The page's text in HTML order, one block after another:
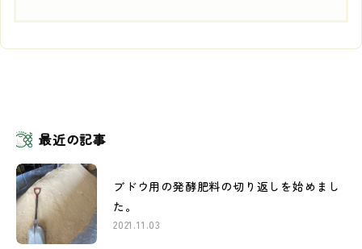
最近の記事
ブドウ用の発酵肥料の切り返しを始めまし
た。
2021.11.03